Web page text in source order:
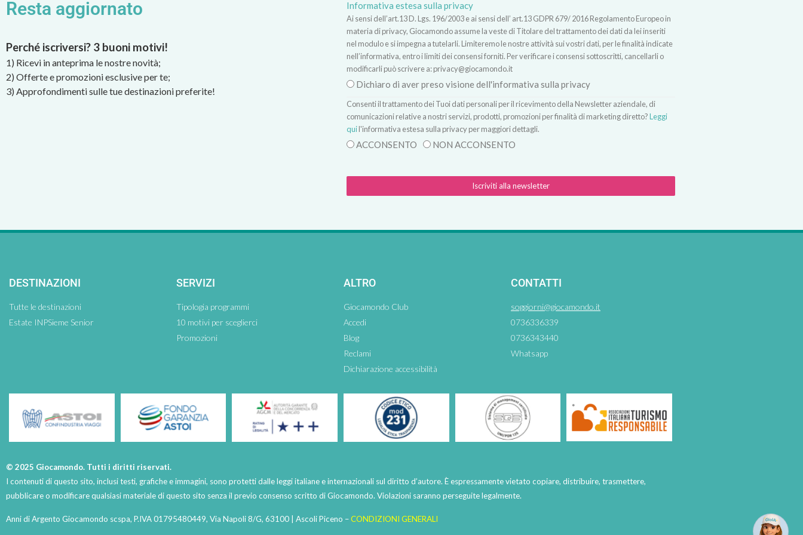
Resta aggiornato
Perché iscriversi? 3 buoni motivi!
1) Ricevi in anteprima le nostre novità;
2) Offerte e promozioni esclusive per te;
3) Approfondimenti sulle tue destinazioni preferite!
Informativa estesa sulla privacy
Ai sensi dell’art.13 D. Lgs. 196/2003 e ai sensi dell’ art.13 GDPR 679/ 2016 Regolamento Europeo in
materia di privacy, Giocamondo assume la veste di Titolare del trattamento dei dati da lei inseriti
nel modulo e si impegna a tutelarli. Limiteremo le nostre attività sui vostri dati, per le finalità indicate
nell’informativa, entro i limiti dei consensi forniti. Per verificare i consensi sottoscritti, cancellarli o
modificarli può scrivere a:privacy@giocamondo.it
Dichiaro di aver preso visione dell'informativa sulla privacy
Consenti il trattamento dei Tuoi dati personali per il ricevimento della Newsletter aziendale, di
comunicazioni relative a nostri servizi, prodotti, promozioni per finalità di marketing diretto?Leggi
quil'informativa estesa sulla privacy per maggiori dettagli.
ACCONSENTO NON ACCONSENTO
Iscriviti alla newsletter
DESTINAZIONI
Tutte le destinazioni
Estate INPSieme Senior
SERVIZI
Tipologia programmi
10 motivi per sceglierci
Promozioni
ALTRO
Giocamondo Club
Accedi
Blog
Reclami
Dichiarazione accessibilità
CONTATTI
soggiorni@giocamondo.it
0736336339
0736343440
Whatsapp
© 2025 Giocamondo. Tutti i diritti riservati.
I contenuti di questo sito, inclusi testi, grafiche e immagini, sono protetti dalle leggi italiane e internazionali sul diritto d’autore. È espressamente vietato copiare, distribuire, trasmettere,
pubblicare o modificare qualsiasi materiale di questo sito senza il previo consenso scritto di Giocamondo. Violazioni saranno perseguite legalmente.
Anni di Argento Giocamondo scspa, P.IVA 01795480449, Via Napoli 8/G, 63100 | Ascoli Piceno –CONDIZIONI GENERALI